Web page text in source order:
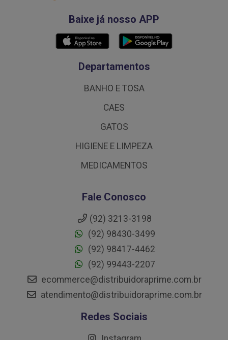
Baixe já nosso APP
Departamentos
BANHO E TOSA
CAES
GATOS
HIGIENE E LIMPEZA
MEDICAMENTOS
Fale Conosco
(92) 3213-3198
(92) 98430-3499
(92) 98417-4462
(92) 99443-2207
ecommerce@distribuidoraprime.com.br
atendimento@distribuidoraprime.com.br
Redes Sociais